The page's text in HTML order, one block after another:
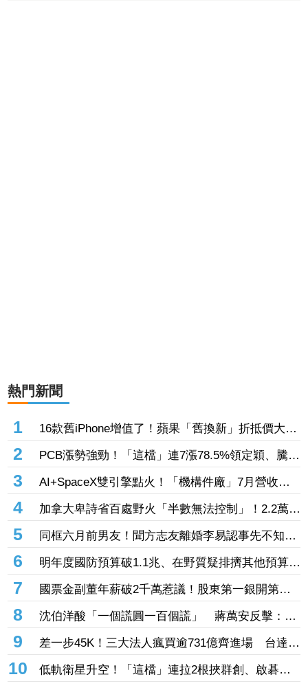
熱門新聞
1
16款舊iPhone增值了！蘋果「舊換新」折抵價大調
整 Mac系列最高調升20%
2
PCB漲勢強勁！「這檔」連7漲78.5%領定穎、騰輝
漲停 載板、玻纖布、低軌衛星全上漲
3
AI+SpaceX雙引擎點火！「機構件廠」7月營收集
體狂飆 崴寶年增104％、jpp-KY刷歷史新高
4
加拿大卑詩省百處野火「半數無法控制」！2.2萬人
被迫撤離 省長嘆：擴散速度如炸彈
5
同框六月前男友！聞方志友離婚李易認事先不知
情 久違拍8點檔突加吻戲來不及報備
6
明年度國防預算破1.1兆、在野質疑排擠其他預算
綠黨團：要看歲入規模
7
國票金副董年薪破2千萬惹議！股東第一銀開第一
槍：檢討薪酬結構合理性
8
沈伯洋酸「一個謊圓一百個謊」 蔣萬安反擊：這
句套民進黨最適合